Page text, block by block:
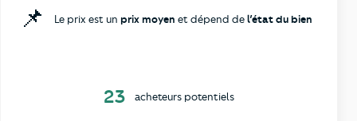
📌 Le prix est un prix moyen et dépend del’état du bien
23 acheteurs potentiels